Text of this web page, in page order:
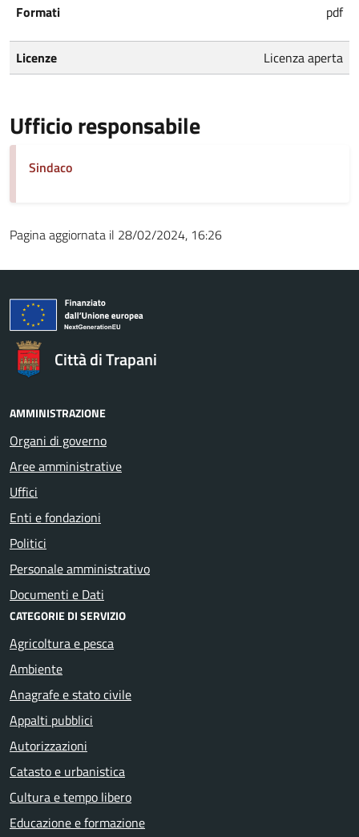
Formati
pdf
Licenze Licenza aperta
Ufficio responsabile
Sindaco
Pagina aggiornata il 28/02/2024, 16:26
Città di Trapani
AMMINISTRAZIONE
Organi di governo
Aree amministrative
Uffici
Enti e fondazioni
Politici
Personale amministrativo
Documenti e Dati
CATEGORIE DI SERVIZIO
Agricoltura e pesca
Ambiente
Anagrafe e stato civile
Appalti pubblici
Autorizzazioni
Catasto e urbanistica
Cultura e tempo libero
Educazione e formazione